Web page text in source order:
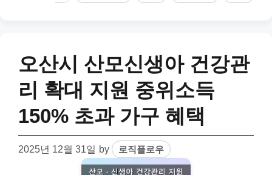
오산시 산모신생아 건강관
리 확대 지원 중위소득
150% 초과 가구 혜택
2025년 12월 31일 by 로직플로우